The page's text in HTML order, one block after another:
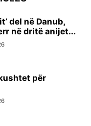
del në Danub,
në dritë anijet...
për